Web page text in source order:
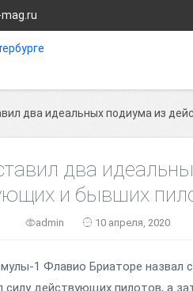
два идеальных подиума из
два
и бывших
admin 10 апреля, 2020
1 Флавио Бриаторе назвал
действующих пилотов, а